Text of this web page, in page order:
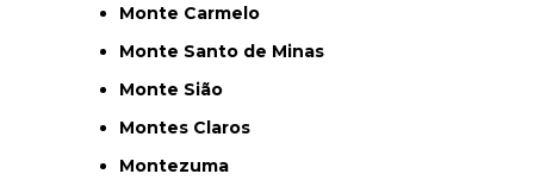
Monte Carmelo
Monte Santo de Minas
Monte Sião
Montes Claros
Montezuma